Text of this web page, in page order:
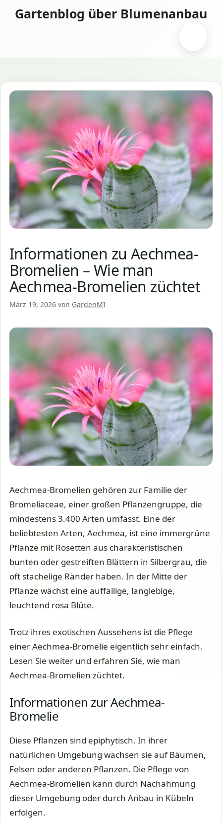
InhaltGartenblog über Blumenanbau
Informationen zu Aechmea-
Bromelien – Wie man
Aechmea-Bromelien züchtet
März 19, 2026 von GardenMI
Aechmea-Bromelien gehören zur Familie der
Bromeliaceae, einer großen Pflanzengruppe, die
mindestens 3.400 Arten umfasst. Eine der
beliebtesten Arten, Aechmea, ist eine immergrüne
Pflanze mit Rosetten aus charakteristischen
bunten oder gestreiften Blättern in Silbergrau, die
oft stachelige Ränder haben. In der Mitte der
Pflanze wächst eine auffällige, langlebige,
leuchtend rosa Blüte.
Trotz ihres exotischen Aussehens ist die Pflege
einer Aechmea-Bromelie eigentlich sehr einfach.
Lesen Sie weiter und erfahren Sie, wie man
Aechmea-Bromelien züchtet.
Informationen zur Aechmea-
Bromelie
Diese Pflanzen sind epiphytisch. In ihrer
natürlichen Umgebung wachsen sie auf Bäumen,
Felsen oder anderen Pflanzen. Die Pflege von
Aechmea-Bromelien kann durch Nachahmung
dieser Umgebung oder durch Anbau in Kübeln
erfolgen.